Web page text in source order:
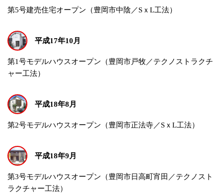
第5号建売住宅オープン（豊岡市中陰／SｘL工法）
平成17年10月
第1号モデルハウスオープン（豊岡市戸牧／テクノストラクチ
ャー工法）
平成18年8月
第2号モデルハウスオープン（豊岡市正法寺／SｘL工法）
平成18年9月
第3号モデルハウスオープン（豊岡市日高町宵田／テクノスト
ラクチャー工法）